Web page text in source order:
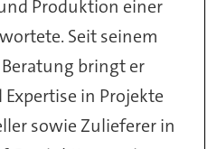
Produktion einer
Seit seinem
bringt er
in Projekte
sowie Zulieferer in